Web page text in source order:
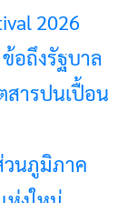
2026
อถึงรัฐบาล
สารปนเปื้อน
วนภูมิภาค